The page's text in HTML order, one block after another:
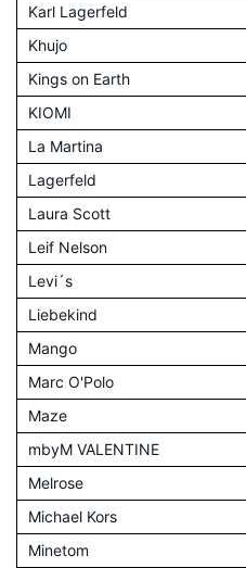
Karl Lagerfeld
Khujo
Kings on Earth
KIOMI
La Martina
Lagerfeld
Laura Scott
Leif Nelson
Levi´s
Liebekind
Mango
Marc O'Polo
Maze
mbyM VALENTINE
Melrose
Michael Kors
Minetom